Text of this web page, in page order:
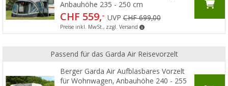
Anbauhöhe 235 - 250 cm
CHF 559,- UVPCHF 699,00
Preise inkl. MwSt., zzgl. Versand
Passend für das Garda Air Reisevorzelt
Berger Garda Air Aufblasbares Vorzelt
für Wohnwagen, Anbauhöhe 240 - 255